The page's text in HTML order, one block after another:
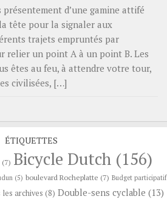
d’une gamine attifé
tête pour la signaler aux
trajets empruntés par
relier un point A à un point B. Les
êtes au feu, à attendre votre tour,
civilisées, […]
ÉTIQUETTES
(7) Bicycle Dutch (156)
(5) boulevard Rocheplatte (7) Budget participatif
les archives (8) Double-sens cyclable (13)